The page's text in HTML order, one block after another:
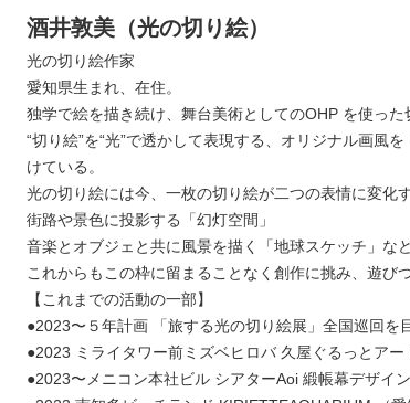
酒井敦美（光の切り絵）
光の切り絵作家
愛知県生まれ、在住。
独学で絵を描き続け、舞台美術としてのOHP を使った
“切り絵”を“光”で透かして表現する、オリジナル画風
けている。
光の切り絵には今、一枚の切り絵が二つの表情に変化
街路や景色に投影する「幻灯空間」
音楽とオブジェと共に風景を描く「地球スケッチ」な
これからもこの枠に留まることなく創作に挑み、遊び
【これまでの活動の一部】
●2023〜５年計画 「旅する光の切り絵展」全国巡回を
●2023 ミライタワー前ミズベヒロバ 久屋ぐるっとアー
●2023〜メニコン本社ビル シアターAoi 緞帳幕デザイ